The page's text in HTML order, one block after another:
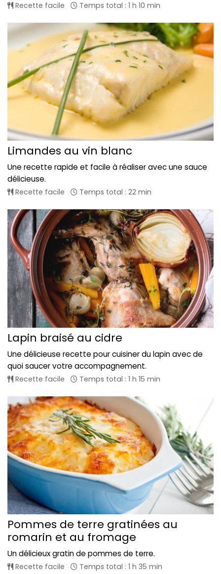
Recette facile Temps total : 1 h 10 min
Limandes au vin blanc
Une recette rapide et facile à réaliser avec une sauce
délicieuse.
Recette facile Temps total : 22 min
Lapin braisé au cidre
Une délicieuse recette pour cuisiner du lapin avec de
quoi saucer votre accompagnement.
Recette facile Temps total : 1 h 15 min
Pommes de terre gratinées au
romarin et au fromage
Un délicieux gratin de pommes de terre.
Recette facile Temps total : 1 h 35 min